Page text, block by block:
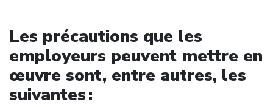
Les précautions que les
employeurs peuvent mettre en
œuvre sont, entre autres, les
suivantes :